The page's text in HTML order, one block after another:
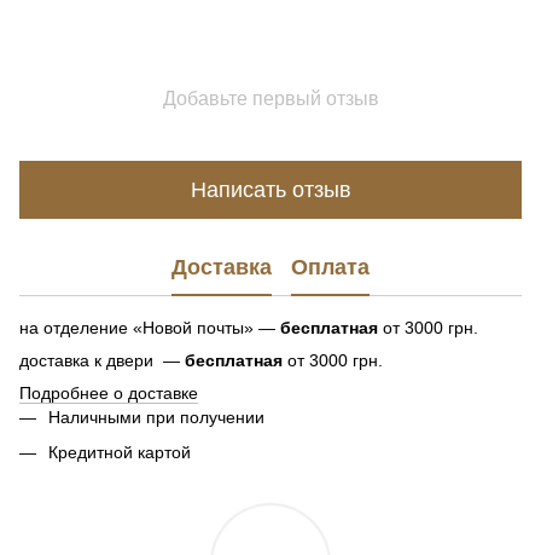
Добавьте первый отзыв
Написать отзыв
Доставка Оплата
на отделение «Новой почты» — бесплатная от 3000 грн.
доставка к двери — бесплатная от 3000 грн.
Подробнее о доставке
Наличными при получении
Кредитной картой